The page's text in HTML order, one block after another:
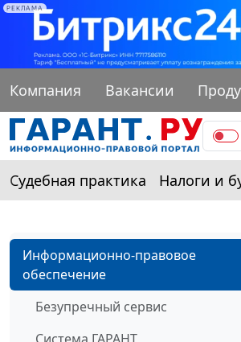
РЕКЛАМА
Компания Вакансии
Судебная практика Налоги и
Информационно-правовое
обеспечение
Безупречный сервис